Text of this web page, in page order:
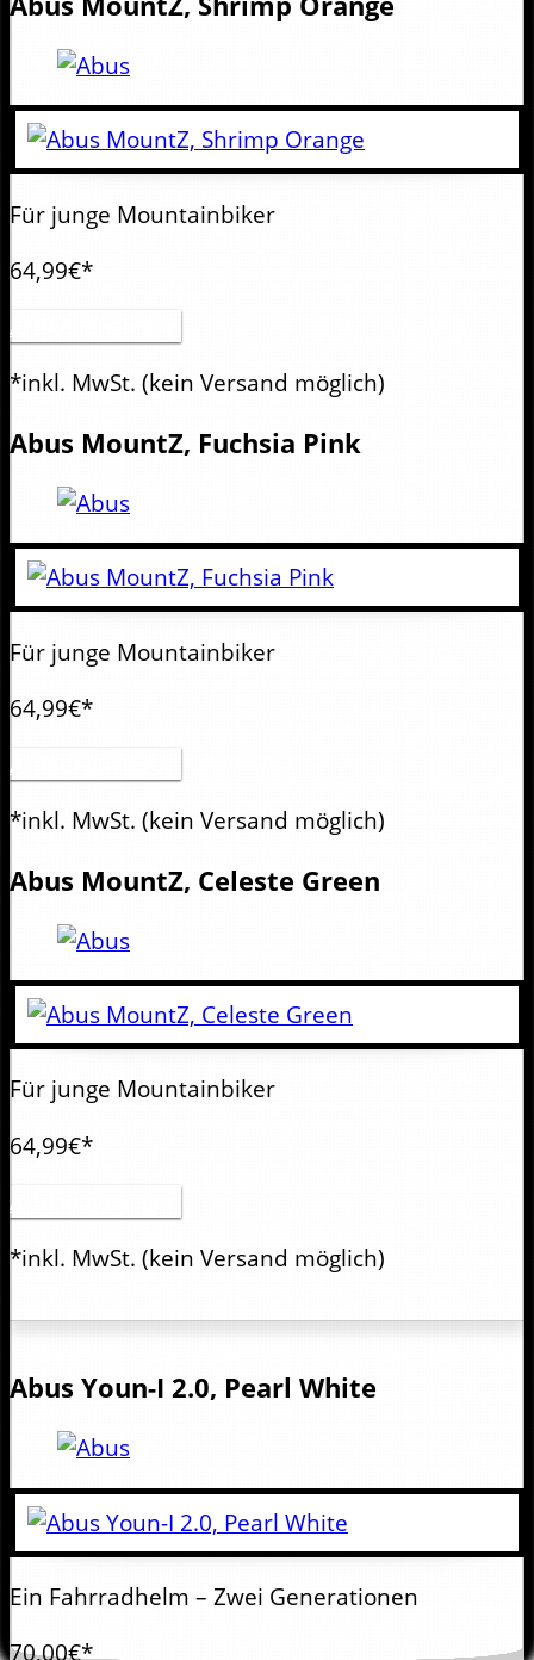
Für junge Mountainbiker
64,99€*
Artikel anzeigen
*inkl. MwSt. (kein Versand möglich)
Abus MountZ, Fuchsia Pink
Für junge Mountainbiker
64,99€*
Artikel anzeigen
*inkl. MwSt. (kein Versand möglich)
Abus MountZ, Celeste Green
Für junge Mountainbiker
64,99€*
Artikel anzeigen
*inkl. MwSt. (kein Versand möglich)
Abus Youn-I 2.0, Pearl White
Ein Fahrradhelm – Zwei Generationen
70,00€*